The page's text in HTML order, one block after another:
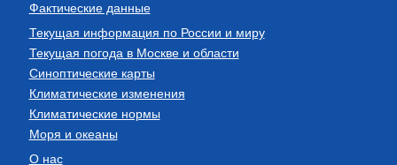
Фактические данные
Текущая информация по России и миру
Текущая погода в Москве и области
Синоптические карты
Климатические изменения
Климатические нормы
Моря и океаны
О нас